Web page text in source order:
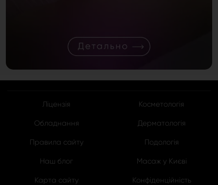
Ліцензія
Обладнання
Правила сайту
Наш блог
Карта сайту
Косметологія
Дерматологія
Подологія
Масаж у Києві
Конфіденційність